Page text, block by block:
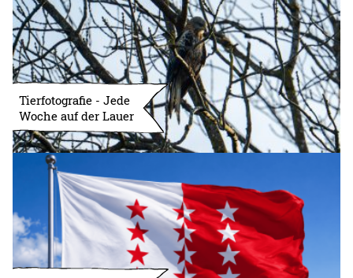
Tierfotografie - Jede
Woche auf der Lauer